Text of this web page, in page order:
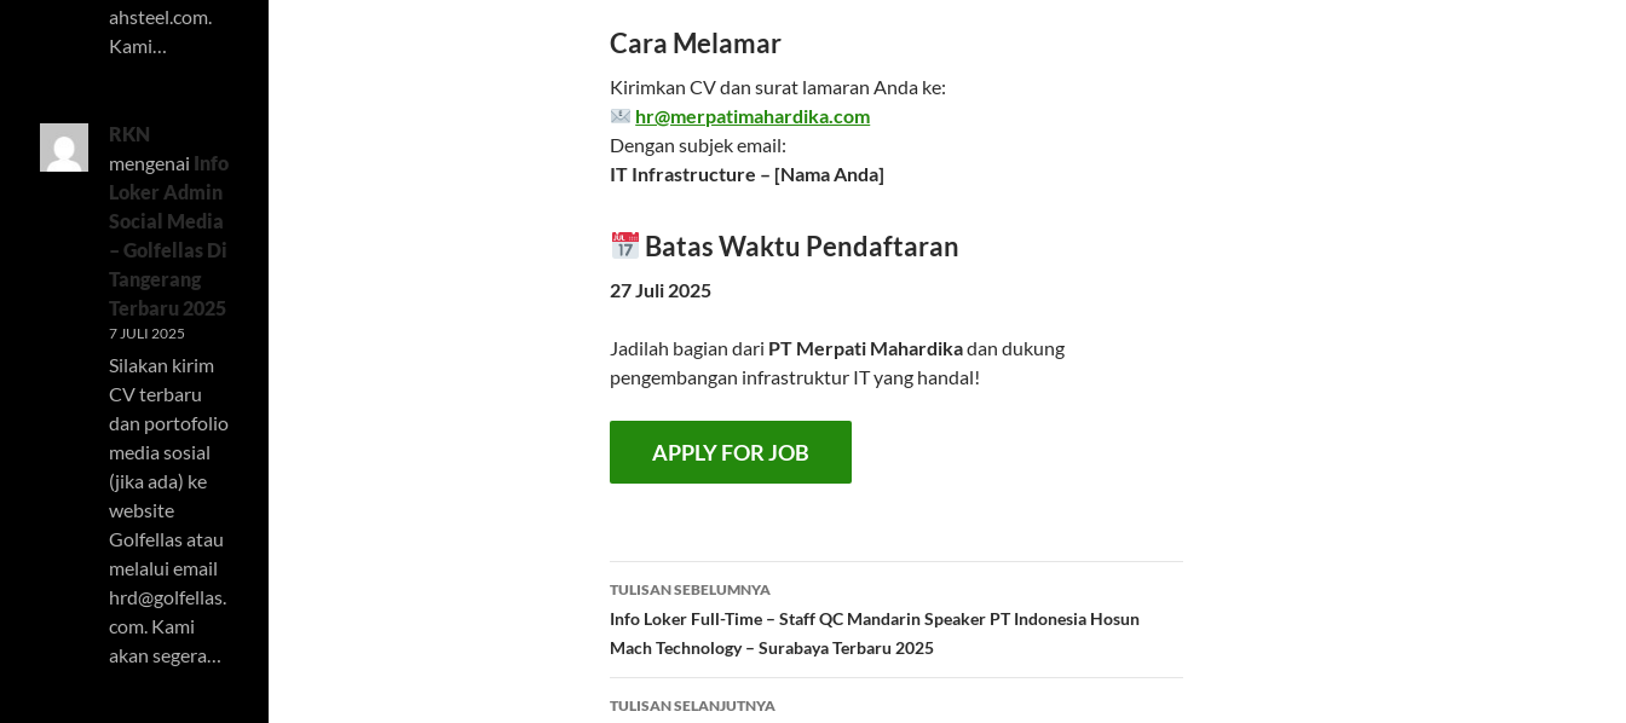
Cara Melamar
Kirimkan CV dan surat lamaran Anda ke:
hr@merpatimahardika.com
Dengan subjek email:
IT Infrastructure – [Nama Anda]
Batas Waktu Pendaftaran
27 Juli 2025
Jadilah bagian dari PT Merpati Mahardikadan dukung
pengembangan infrastruktur IT yang handal!
Navigasi
Tulisan
TULISAN SEBELUMNYA
Info Loker Full-Time – Staff QC Mandarin Speaker PT Indonesia Hosun
Mach Technology – Surabaya Terbaru 2025
TULISAN SELANJUTNYA
ahsteel.com
Kami…
RKN
mengenai Info
Loker Admin
Social Media
– Golfellas Di
Tangerang
Terbaru 2025
7 JULI 2025
Silakan kirim
CV terbaru
dan portofolio
media sosial
(jika ada) ke
website
Golfellas atau
melalui email
hrd@golfellas.
com. Kami
akan segera…